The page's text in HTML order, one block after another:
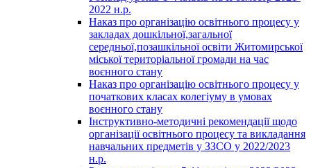
2022 н.р.
Наказ про організацію освітнього процесу у
закладах дошкільної,загальної
середньої,позашкільної освіти Житомирської
міської територіальної громади на час
воєнного стану
Наказ про організацію освітнього процесу у
початкових класах колегіуму в умовах
воєнного стану
Інструктивно-методичні рекомендації щодо
організації освітнього процесу та викладання
навчальних предметів у ЗЗСО у 2022/2023
н.р.